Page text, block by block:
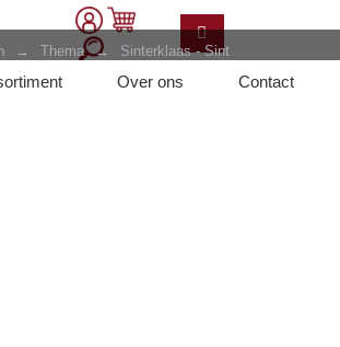
Over ons Contact
→ Thema →
Sinterklaas - Sint
En -holgoed Pierrot Marbré